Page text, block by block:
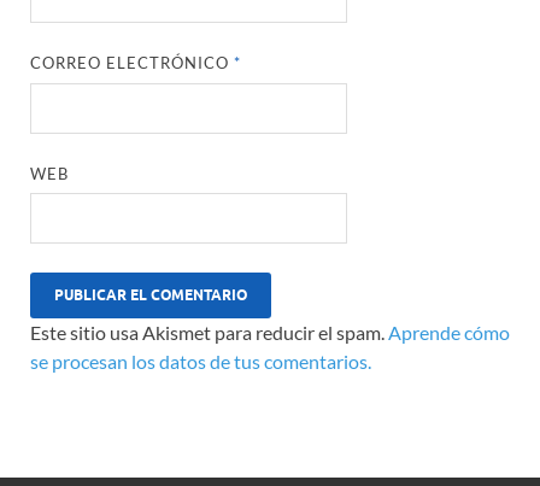
CORREO ELECTRÓNICO*
WEB
Este sitio usa Akismet para reducir el spam.Aprende cómo
se procesan los datos de tus comentarios.